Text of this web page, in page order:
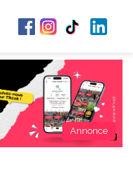
Annonce